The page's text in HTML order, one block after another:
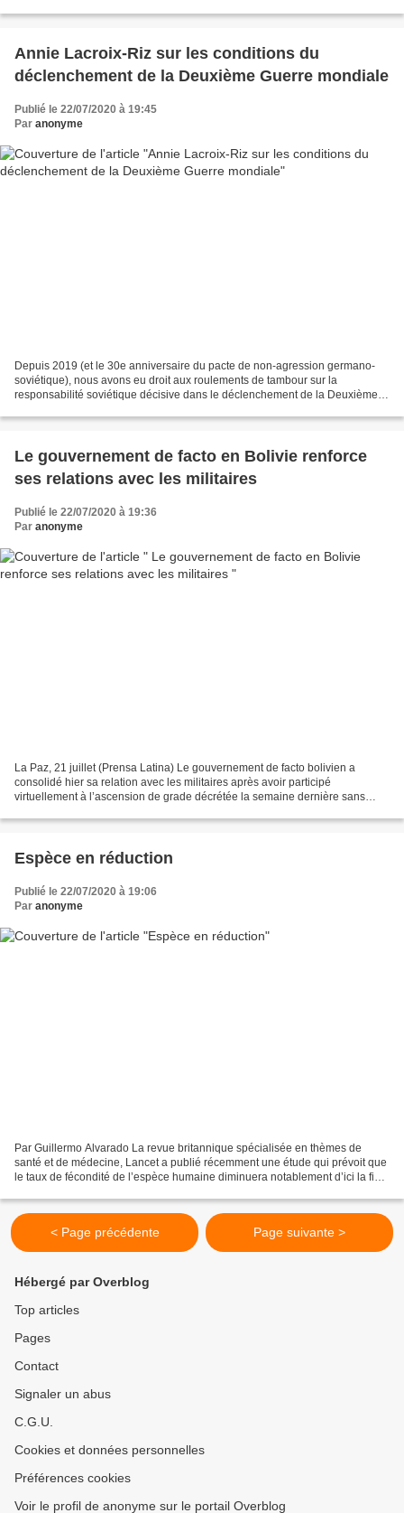
Annie Lacroix-Riz sur les conditions du
déclenchement de la Deuxième Guerre mondiale
Publié le 22/07/2020 à 19:45
Par anonyme
Depuis 2019 (et le 30e anniversaire du pacte de non-agression germano-
soviétique), nous avons eu droit aux roulements de tambour sur la
responsabilité soviétique décisive dans le déclenchement de la Deuxième
Le gouvernement de facto en Bolivie renforce
ses relations avec les militaires
Publié le 22/07/2020 à 19:36
Par anonyme
La Paz, 21 juillet (Prensa Latina) Le gouvernement de facto bolivien a
consolidé hier sa relation avec les militaires après avoir participé
virtuellement à l’ascension de grade décrétée la semaine dernière sans
Espèce en réduction
Publié le 22/07/2020 à 19:06
Par anonyme
Par Guillermo Alvarado La revue britannique spécialisée en thèmes de
santé et de médecine, Lancet a publié récemment une étude qui prévoit que
le taux de fécondité de l’espèce humaine diminuera notablement d’ici la fin
< Page précédente Page suivante >
Hébergé par Overblog
Top articles
Pages
Contact
Signaler un abus
C.G.U.
Cookies et données personnelles
Préférences cookies
Voir le profil de anonyme sur le portail Overblog